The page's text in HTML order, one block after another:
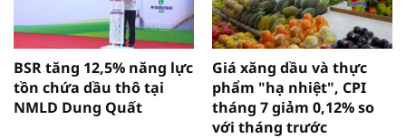
BSR tăng 12,5% năng lực
tồn chứa dầu thô tại
NMLD Dung Quất
Giá xăng dầu và thực
phẩm "hạ nhiệt", CPI
tháng 7 giảm 0,12% so
với tháng trước